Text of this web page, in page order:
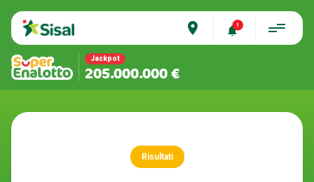
place
Jackpot
205.000.000 €
Risultati